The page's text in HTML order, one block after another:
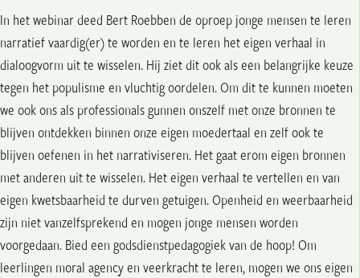
In het webinar deed Bert Roebben de oproep jonge mensen te leren
narratief vaardig(er) te worden en te leren het eigen verhaal in
dialoogvorm uit te wisselen. Hij ziet dit ook als een belangrijke keuze
tegen het populisme en vluchtig oordelen. Om dit te kunnen moeten
we ook ons als professionals gunnen onszelf met onze bronnen te
blijven ontdekken binnen onze eigen moedertaal en zelf ook te
blijven oefenen in het narrativiseren. Het gaat erom eigen bronnen
met anderen uit te wisselen. Het eigen verhaal te vertellen en van
eigen kwetsbaarheid te durven getuigen. Openheid en weerbaarheid
zijn niet vanzelfsprekend en mogen jonge mensen worden
voorgedaan. Bied een godsdienstpedagogiek van de hoop! Om
leerlingen moral agency en veerkracht te leren, mogen we ons eigen